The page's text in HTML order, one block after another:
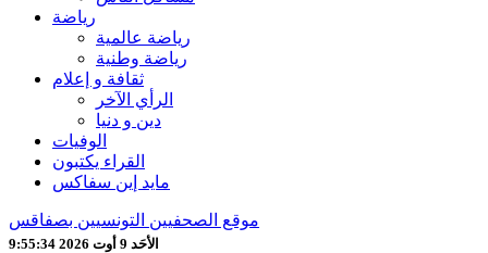
رياضة
رياضة عالمية
رياضة وطنية
ثقافة و إعلام
الرأي الآخر
دين و دنيا
الوفيات
القراء يكتبون
مايد إين سفاكس
موقع الصحفيين التونسيين بصفاقس
الأحَد 9 أوت 2026 9:55:36